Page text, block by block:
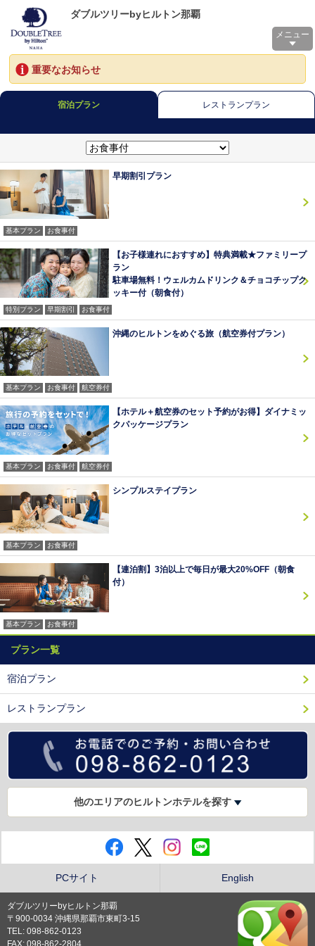
ダブルツリーbyヒルトン那覇
メニュー
重要なお知らせ
宿泊プラン レストランプラン
早期割引プラン
基本プラン お食事付
【お子様連れにおすすめ】特典満載★ファミリープ
ラン
駐車場無料！ウェルカムドリンク＆チョコチップク
ッキー付（朝食付）
特別プラン 早期割引 お食事付
沖縄のヒルトンをめぐる旅（航空券付プラン）
基本プラン お食事付 航空券付
【ホテル＋航空券のセット予約がお得】ダイナミッ
クパッケージプラン
基本プラン お食事付 航空券付
シンプルステイプラン
基本プラン お食事付
【連泊割】3泊以上で毎日が最大20%OFF（朝食
付）
基本プラン お食事付
プラン一覧
宿泊プラン
レストランプラン
他のエリアのヒルトンホテルを探す
PCサイト English
ダブルツリーbyヒルトン那覇
〒900-0034 沖縄県那覇市東町3-15
TEL: 098-862-0123
FAX: 098-862-2804